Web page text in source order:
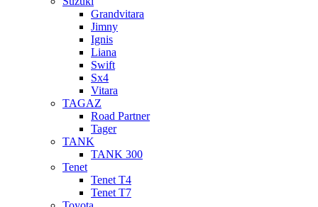
Grandvitara
Jimny
Ignis
Liana
Swift
Sx4
Vitara
TAGAZ
Road Partner
Tager
TANK
TANK 300
Tenet
Tenet T4
Tenet T7